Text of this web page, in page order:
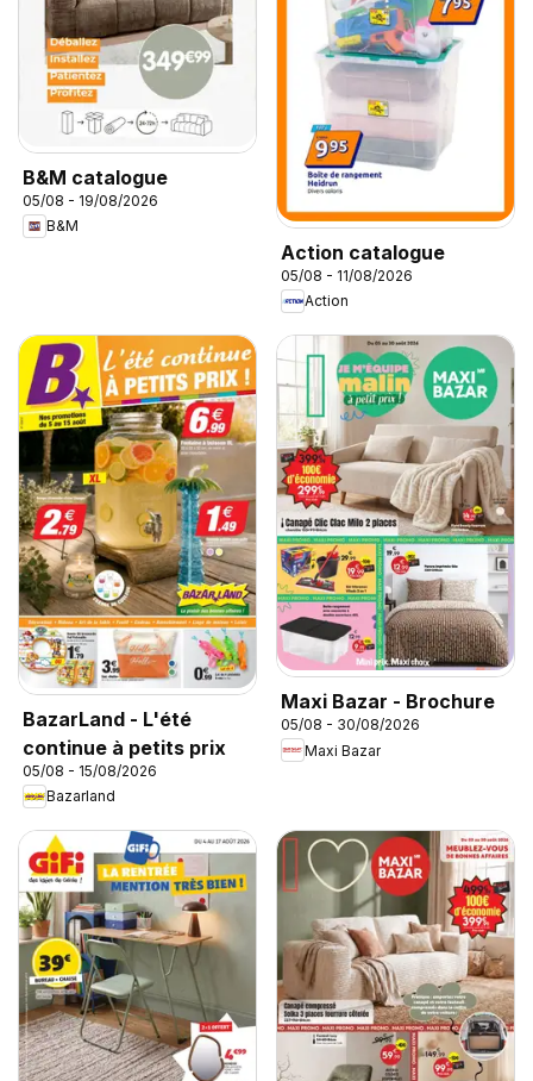
B&M catalogue
05/08 - 19/08/2026
B&M
Action catalogue
05/08 - 11/08/2026
Action
BazarLand - L'été
continue à petits prix
05/08 - 15/08/2026
Bazarland
Maxi Bazar - Brochure
05/08 - 30/08/2026
Maxi Bazar